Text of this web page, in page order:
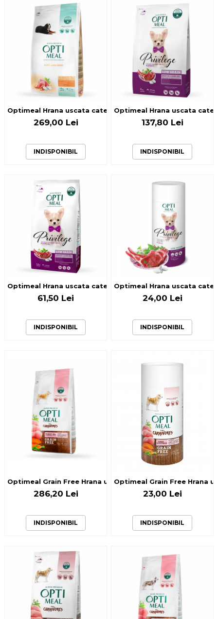
Optimeal Hrana uscata catei talie mare - Curcan, 12kg
269,00 Lei
INDISPONIBIL
Optimeal Hrana uscata
137,80 Lei
INDISPONIBIL
Optimeal Hrana uscata catei talie mica - cu Miel, 1,5kg
61,50 Lei
INDISPONIBIL
Optimeal Hrana uscata
24,00 Lei
INDISPONIBIL
Optimeal Grain Free Hrana uscata caini adulti de toate
286,20 Lei
INDISPONIBIL
Optimeal Grain Free Hrana
23,00 Lei
INDISPONIBIL